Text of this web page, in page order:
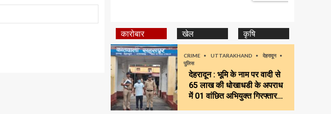
कारोबार खेल कृषि
CRIME UTTARAKHAND
देहरादून
पुलिस
देहरादून : भूमि के नाम पर वादी से
65 लाख की धोखाधडी के अपराध
में 01 वांछित अभियुक्त गिरफ्तार…